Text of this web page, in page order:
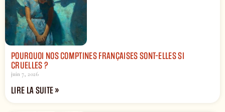
POURQUOI NOS COMPTINES FRANÇAISES SONT-ELLES SI
CRUELLES ?
juin 7, 2026
LIRE LA SUITE »